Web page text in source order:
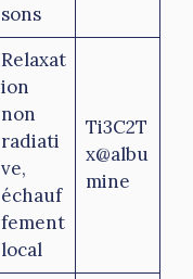
sons
Relaxat
ion
non
radiati
ve,
échauf
fement
local
Ti3C2T
x@albu
mine